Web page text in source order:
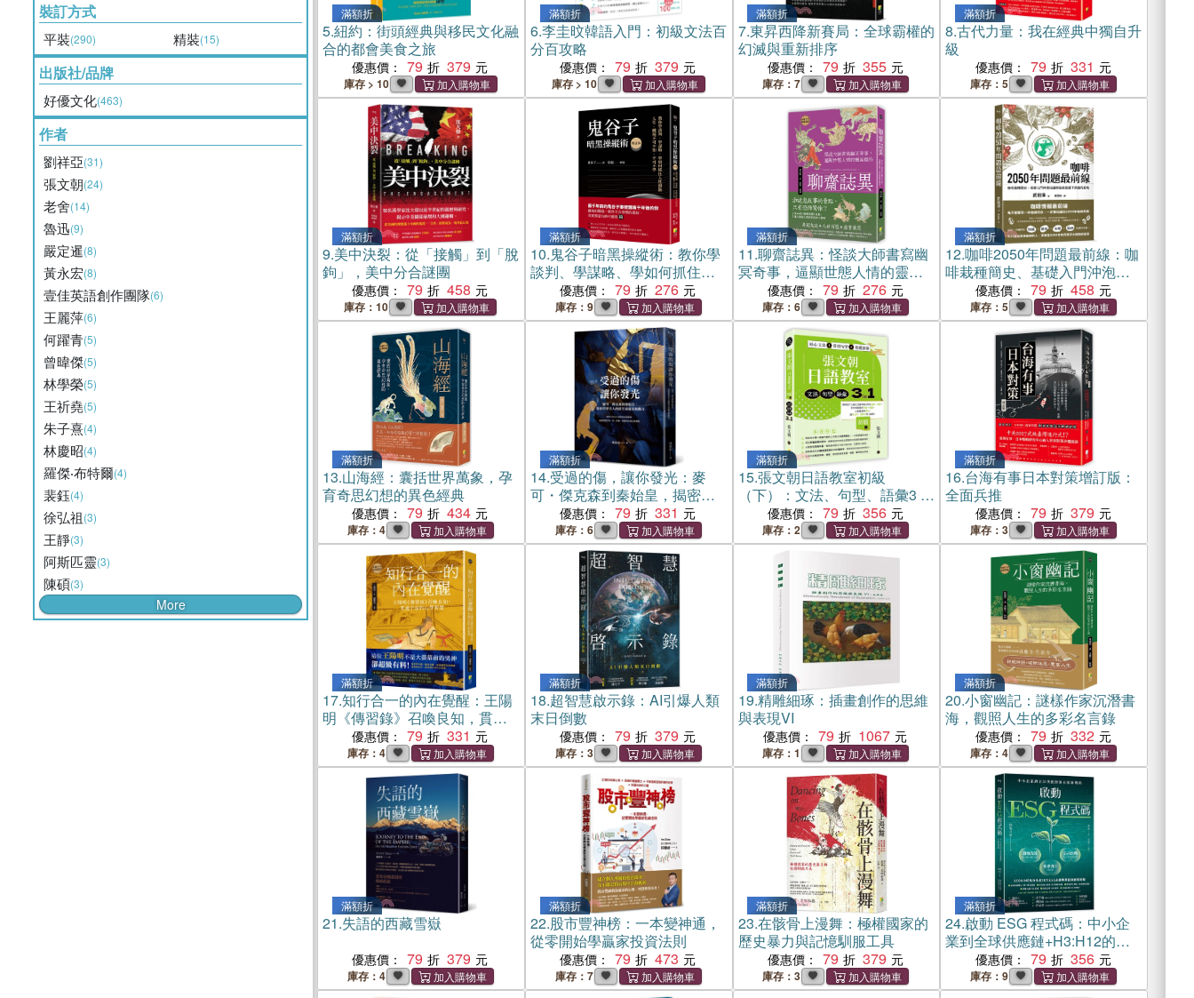
裝訂方式
平裝(290) 精裝(15)
出版社/品牌
好優文化(463)
作者
劉祥亞(31)
張文朝(24)
老舍(14)
魯迅(9)
嚴定暹(8)
黃永宏(8)
壹佳英語創作團隊(6)
王麗萍(6)
何躍青(5)
曾暐傑(5)
林學榮(5)
王祈堯(5)
朱子熹(4)
林慶昭(4)
羅傑‧布特爾(4)
裴鈺(4)
徐弘祖(3)
王靜(3)
阿斯匹靈(3)
陳碩(3)
More
滿額折
5.紐約：街頭經典與移民文化融
合的都會美食之旅
優惠價： 79 379
庫存 > 10
滿額折
6.李圭旼韓語入門：初級文法百
分百攻略
優惠價： 79 379
庫存 > 10
滿額折
7.東昇西降新賽局：全球霸權的
幻滅與重新排序
優惠價： 79 355
庫存：7
滿額折
8.古代力量：我在經典中獨自升
級
優惠價： 79 331
庫存：5
滿額折
9.美中決裂：從「接觸」到「脫
鉤」，美中分合謎團
優惠價： 79 458
庫存：10
滿額折
10.鬼谷子暗黑操縱術：教你學
談判、學謀略、學如何抓住人
性弱點 人生、職場不可不知、
不可不學【增訂版】
優惠價： 79 276
庫存：9
滿額折
11.聊齋誌異：怪談大師書寫幽
冥奇事，逼顯世態人情的靈異
優惠價： 79 276
庫存：6
滿額折
12.咖啡2050年問題最前線：咖
啡栽種簡史、基礎入門沖泡知
識與氣候變遷下消逝的產地。
優惠價： 79 458
庫存：5
滿額折
13.山海經：囊括世界萬象，孕
育奇思幻想的異色經典
優惠價： 79 434
庫存：4
滿額折
14.受過的傷，讓你發光：麥
可・傑克森到秦始皇，揭密世
界名人的原生家庭系統動力
優惠價： 79 331
庫存：6
滿額折
15.張文朝日語教室初級
（下）：文法、句型、語彙3 in
優惠價： 79 356
庫存：2
滿額折
16.台海有事日本對策增訂版：
全面兵推
優惠價： 79 379
庫存：3
滿額折
17.知行合一的內在覺醒：王陽
明《傳習錄》召喚良知，貫通
宇宙的心學智慧
優惠價： 79 331
庫存：4
滿額折
18.超智慧啟示錄：AI引爆人類
末日倒數
優惠價： 79 379
庫存：3
滿額折
19.精雕細琢：插畫創作的思維
與表現VI
優惠價： 79 1067
庫存：1
滿額折
20.小窗幽記：謎樣作家沉潛書
海，觀照人生的多彩名言錄
優惠價： 79 332
庫存：4
滿額折
21.失語的西藏雪嶽
優惠價： 79 379
庫存：4
滿額折
22.股市豐神榜：一本變神通，
從零開始學贏家投資法則
優惠價： 79 473
庫存：7
滿額折
23.在骸骨上漫舞：極權國家的
歷史暴力與記憶馴服工具
優惠價： 79 379
庫存：3
滿額折
24.啟動 ESG 程式碼：中小企
業到全球供應鏈+H3:H12的永
續新戰略
優惠價： 79 356
庫存：9